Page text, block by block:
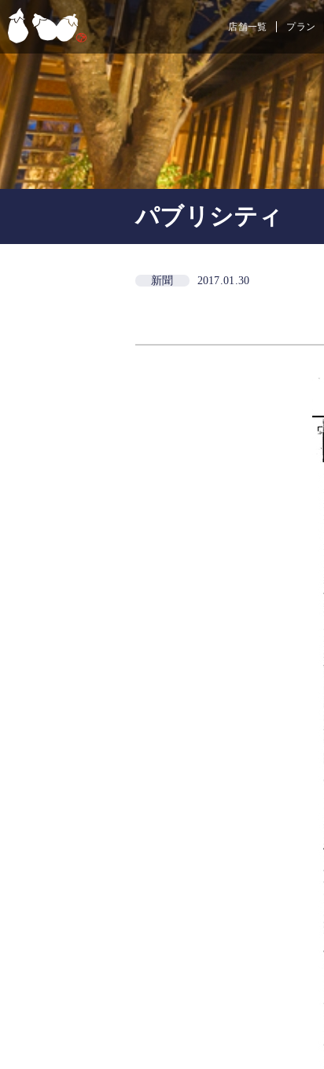
店舗一覧 プラン
パブリシティ
新聞 2017.01.30